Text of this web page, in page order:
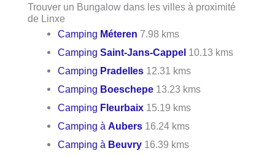
Trouver un Bungalow dans les villes à proximité
de Linxe
Camping Méteren 7.98 kms
CampingSaint-Jans-Cappel 10.13 kms
Camping Pradelles 12.31 kms
Camping Boeschepe 13.23 kms
Camping Fleurbaix 15.19 kms
Camping àAubers 16.24 kms
Camping à Beuvry 16.39 kms